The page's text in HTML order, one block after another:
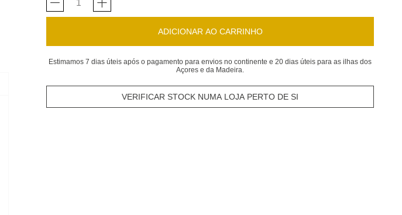
ADICIONAR AO CARRINHO
Estimamos 7 dias úteis após o pagamento para envios no continente e 20 dias úteis para as ilhas dos
Açores e da Madeira.
VERIFICAR STOCK NUMA LOJA PERTO DE SI